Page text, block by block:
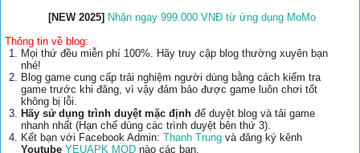
[NEW 2025] Nhận ngay 999.000 VNĐ từ ứng dụng MoMo
Thông tin về blog:
Mọi thứ đều miễn phí 100%. Hãy truy cập blog thường xuyên bạn
nhé!
Blog game cung cấp trải nghiệm người dùng bằng cách kiểm tra
game trước khi đăng, vì vậy đảm bảo được game luôn chơi tốt
không bị lỗi.
Hãy sử dụng trình duyệt mặc định để duyệt blog và tải game
nhanh nhất (Hạn chế dùng các trình duyệt bên thứ 3).
Kết bạn với Facebook Admin: Thanh Trung và đăng ký kênh
Youtube YEUAPK MOD nào các bạn.